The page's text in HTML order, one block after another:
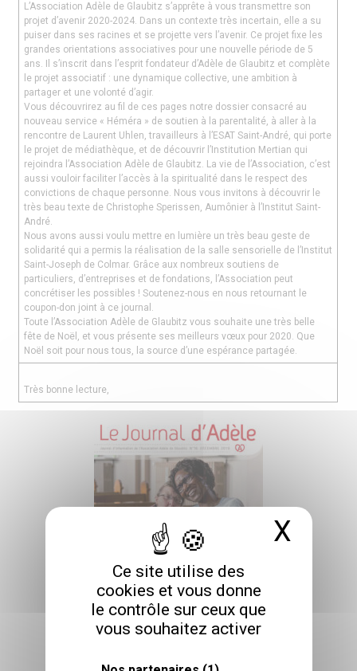
Ce site utilise des
cookies et vous donne
le contrôle sur ceux que
vous souhaitez activer
X
L’Association Adèle de Glaubitz s’apprête à vous transmettre son
projet d’avenir 2020-2024. Dans un contexte très incertain, elle a su
puiser dans ses racines et se projette vers l’avenir. Ce projet fixe les
grandes orientations associatives pour une nouvelle période de 5
ans. Il s’inscrit dans l’esprit fondateur d’Adèle de Glaubitz et complète
le projet associatif : une dynamique collective, une ambition à
partager et une volonté d’agir.
Vous découvrirez au fil de ces pages notre dossier consacré au
nouveau service « Héméra » de soutien à la parentalité, à aller à la
rencontre de Laurent Uhlen, travailleurs à l’ESAT Saint-André, qui porte
le projet de médiathèque, et de découvrir l’Institution Mertian qui
rejoindra l’Association Adèle de Glaubitz. La vie de l’Association, c’est
aussi vouloir faciliter l’accès à la spiritualité dans le respect des
convictions de chaque personne. Nous vous invitons à découvrir le
très beau texte de Christophe Sperissen, Aumônier à l’Institut Saint-
André.
Nous avons aussi voulu mettre en lumière un très beau geste de
solidarité qui a permis la réalisation de la salle sensorielle de l’Institut
Saint-Joseph de Colmar. Grâce aux nombreux soutiens de
particuliers, d’entreprises et de fondations, l’Association peut
concrétiser les possibles ! Soutenez-nous en nous retournant le
coupon-don joint à ce journal.
Toute l’Association Adèle de Glaubitz vous souhaite une très belle
fête de Noël, et vous présente ses meilleurs vœux pour 2020. Que
Noël soit pour nous tous, la source d’une espérance partagée.
Très bonne lecture,